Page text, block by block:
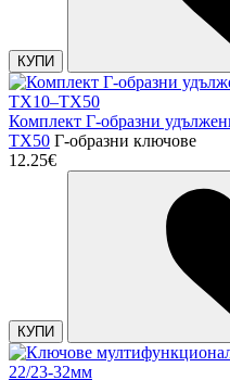
КУПИ
Комплект Г-образни
TX50 Г-образни ключове
12.25€
КУПИ